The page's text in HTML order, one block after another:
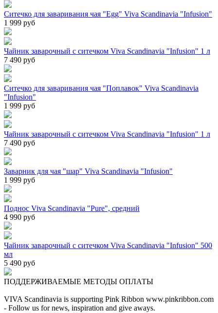
Cитечко для заваривания чая "Egg" Viva Scandinavia "Infusion"
1 999 руб
Чайник заварочный с ситечком Viva Scandinavia "Infusion" 1 л
7 490 руб
Ситечко для заваривания чая "Поплавок" Viva Scandinavia
"Infusion"
1 999 руб
Чайник заварочный с ситечком Viva Scandinavia "Infusion" 1 л
7 490 руб
Заварник для чая "шар" Viva Scandinavia "Infusion"
1 999 руб
Поднос Viva Scandinavia "Pure", средний
4 990 руб
Чайник заварочный с ситечком Viva Scandinavia "Infusion" 500
мл
5 490 руб
ПОДДЕРЖИВАЕМЫЕ МЕТОДЫ ОПЛАТЫ
VIVA Scandinavia is supporting Pink Ribbon www.pinkribbon.com
- Follow us for news, inspiration and give aways.